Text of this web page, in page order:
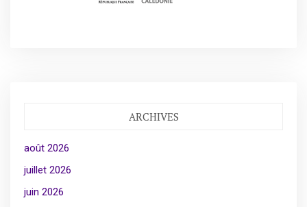
ARCHIVES
août 2026
juillet 2026
juin 2026